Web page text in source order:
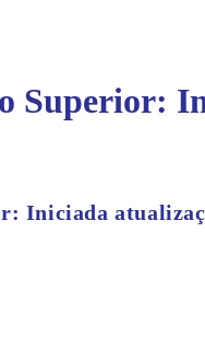
Superior:
Iniciada